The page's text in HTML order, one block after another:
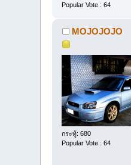
Popular Vote : 64
MOJOJOJO
กระทู้: 680
Popular Vote : 64